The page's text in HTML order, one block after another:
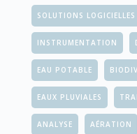
SOLUTIONS
INSTRUMENTATION
EAU POTABLE
EAUX PLUVIALES
ANALYSE AÉRATION